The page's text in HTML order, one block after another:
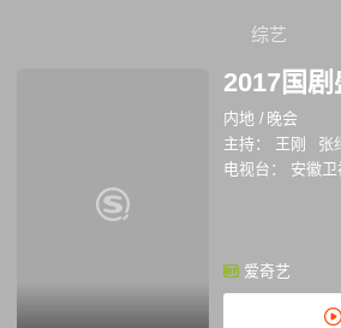
综艺
2017国剧
内地 / 晚会
主持：
王刚 张
电视台：
安徽卫
爱奇艺